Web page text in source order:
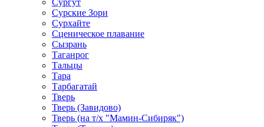
Сургут
Сурские Зори
Сурхайте
Сценическое плавание
Сызрань
Таганрог
Тальцы
Тара
Тарбагатай
Тверь
Тверь (Завидово)
Тверь (на т/х "Мамин-Сибиряк")